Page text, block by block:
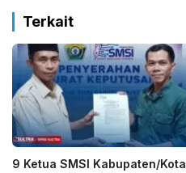
Terkait
9 Ketua SMSI Kabupaten/Kota